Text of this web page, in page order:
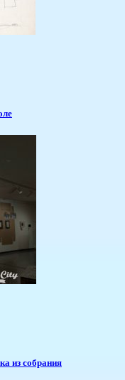
из собрания